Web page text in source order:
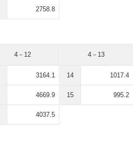
2758.8
4－12
3164.1
4669.9
4037.5
4－13
14 1017.4
15 995.2